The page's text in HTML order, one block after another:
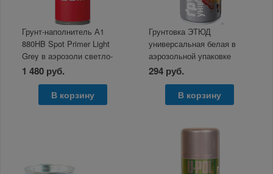
Грунт-наполнитель А1
880HB Spot Primer Light
Grey в аэрозоли светло-
серый 500мл
1 480 руб.
В корзину
Грунтовка ЭТЮД
универсальная белая в
аэрозольной упаковке
400/520 мл
294 руб.
В корзину